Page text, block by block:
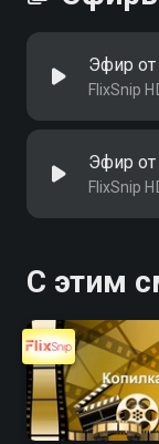
Эфир от
FlixSnip
Эфир от
FlixSnip
С этим